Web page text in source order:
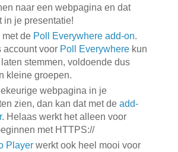
naar een webpagina en dat
in je presentatie!
met de Poll Everywhere add-on.
account voor Poll Everywherekun
stemmen, voldoende dus
kleine groepen.
webpagina in je
zien, dan kan dat met de add-
. Helaas werkt het alleen voor
met HTTPS://
Playerwerkt ook heel mooi voor